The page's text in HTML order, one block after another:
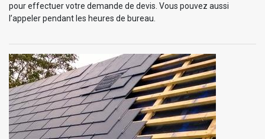
pour effectuer votre demande de devis. Vous pouvez aussi
l’appeler pendant les heures de bureau.